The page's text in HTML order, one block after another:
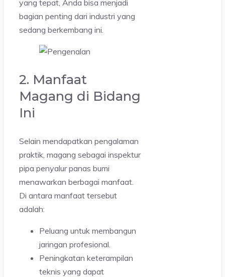
yang tepat, Anda bisa menjadi
bagian penting dari industri yang
sedang berkembang ini.
2. Manfaat
Magang di Bidang
Ini
Selain mendapatkan pengalaman
praktik, magang sebagai inspektur
pipa penyalur panas bumi
menawarkan berbagai manfaat.
Di antara manfaat tersebut
adalah:
Peluang untuk membangun
jaringan profesional.
Peningkatan keterampilan
teknis yang dapat